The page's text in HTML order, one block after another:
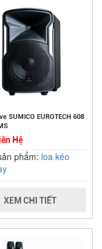
SUMICO EUROTECH 608
Hệ
phẩm: loa kéo
XEM CHI TIẾT